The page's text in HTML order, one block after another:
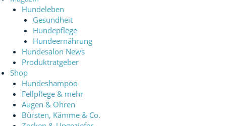
Hundeleben
Gesundheit
Hundepflege
Hundeernährung
Hundesalon News
Produktratgeber
Shop
Hundeshampoo
Fellpflege & mehr
Augen & Ohren
Bürsten, Kämme & Co.